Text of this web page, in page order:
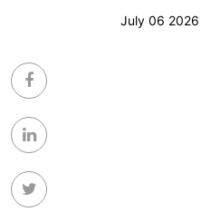
July 06 2026